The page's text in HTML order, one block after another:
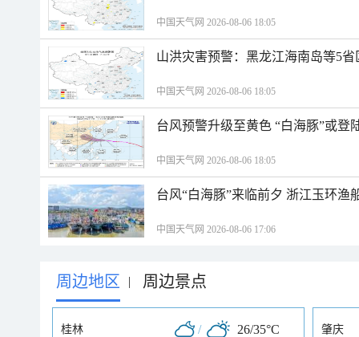
中国天气网 2026-08-06 18:05
山洪灾害预警：黑龙江海南岛等5
中国天气网 2026-08-06 18:05
台风预警升级至黄色 “白海豚”或登
中国天气网 2026-08-06 18:05
台风“白海豚”来临前夕 浙江玉环渔
中国天气网 2026-08-06 17:06
周边地区 | 周边景点
桂林 / 26/35°C 肇庆